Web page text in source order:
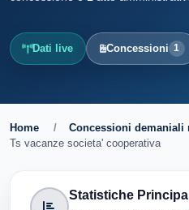
Dati live Concessioni 1
Home / Concessioni demaniali
Ts vacanze societa' cooperativa
Statistiche